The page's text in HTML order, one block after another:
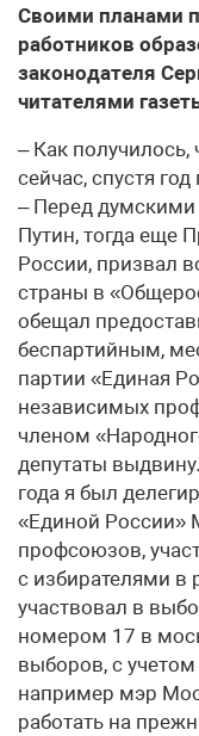
Своими планами
работников
законодателя
читателями
– Как
сейчас, спустя
– Перед
Путин, тогда еще
России, призвал
страны в
обещал
беспартийным,
партии «Единая
независимых
членом
депутаты
года я был
«Единой России»
профсоюзов,
с избирателями в
участвовал в
номером 17 в
выборов, с учетом
например мэр
работать на